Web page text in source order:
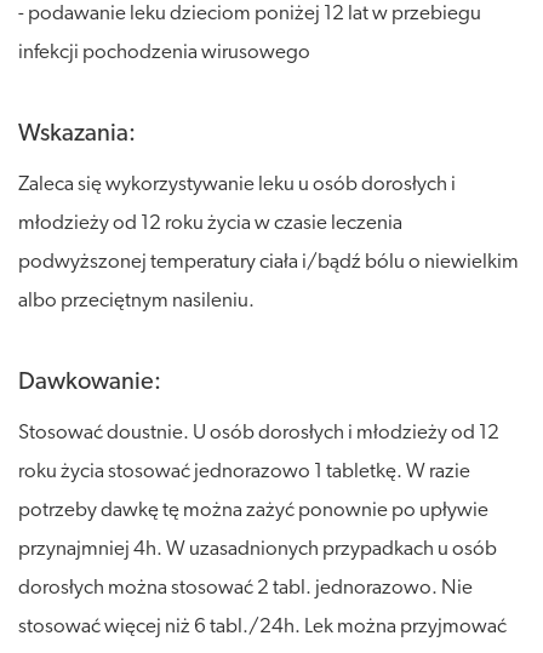
- podawanie leku dzieciom poniżej 12 lat w przebiegu
infekcji pochodzenia wirusowego
Wskazania:
Zaleca się wykorzystywanie leku u osób dorosłych i
młodzieży od 12 roku życia w czasie leczenia
podwyższonej temperatury ciała i/bądź bólu o niewielkim
albo przeciętnym nasileniu.
Dawkowanie:
Stosować doustnie. U osób dorosłych i młodzieży od 12
roku życia stosować jednorazowo 1 tabletkę. W razie
potrzeby dawkę tę można zażyć ponownie po upływie
przynajmniej 4h. W uzasadnionych przypadkach u osób
dorosłych można stosować 2 tabl. jednorazowo. Nie
stosować więcej niż 6 tabl./24h. Lek można przyjmować